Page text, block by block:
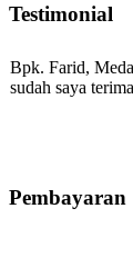
Testimonial
Bpk. Farid,
sudah saya
bale2 dan kursi
Pembayaran